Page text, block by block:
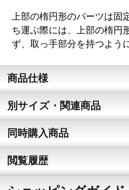
上部の楕円形のパーツは固
ち運ぶ際には、上部の楕円
ず、取っ手部分を持つよう
商品仕様
別サイズ・関連商品
同時購入商品
閲覧履歴